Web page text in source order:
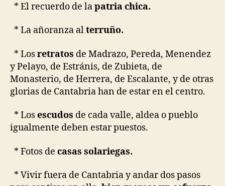
* El recuerdo de lapatria chica.
* La añoranza alterruño.
* Losretratos de Madrazo, Pereda, Menendez
y Pelayo, de Estránis, de Zubieta, de
Monasterio, de Herrera, de Escalante, y de otras
glorias de Cantabria han de estar en el centro.
* Losescudos de cada valle, aldea o pueblo
igualmente deben estar puestos.
* Fotos de casas solariegas.
* Vivir fuera de Cantabria y andar dos pasos